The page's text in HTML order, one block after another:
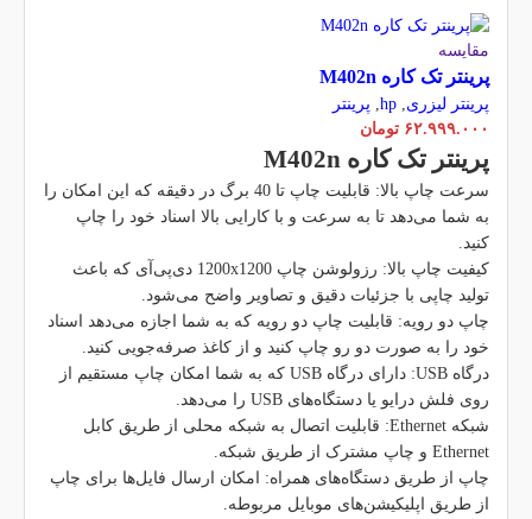
مقایسه
پرینتر تک کاره M402n
پرینتر لیزری,
hp
, پرینتر
۶۲.۹۹۹.۰۰۰ تومان
پرینتر تک کاره M402n
سرعت چاپ بالا: قابلیت چاپ تا 40 برگ در دقیقه که این امکان را
به شما می‌دهد تا به سرعت و با کارایی بالا اسناد خود را چاپ
کنید.
کیفیت چاپ بالا: رزولوشن چاپ 1200x1200 دی‌پی‌آی که باعث
تولید چاپی با جزئیات دقیق و تصاویر واضح می‌شود.
چاپ دو رویه: قابلیت چاپ دو رویه که به شما اجازه می‌دهد اسناد
خود را به صورت دو رو چاپ کنید و از کاغذ صرفه‌جویی کنید.
درگاه USB: دارای درگاه USB که به شما امکان چاپ مستقیم از
روی فلش درایو یا دستگاه‌های USB را می‌دهد.
شبکه Ethernet: قابلیت اتصال به شبکه محلی از طریق کابل
Ethernet و چاپ مشترک از طریق شبکه.
چاپ از طریق دستگاه‌های همراه: امکان ارسال فایل‌ها برای چاپ
از طریق اپلیکیشن‌های موبایل مربوطه.